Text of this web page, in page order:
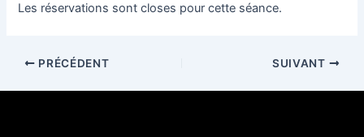
Les réservations sont closes pour cette séance.
PRÉCÉDENT SUIVANT